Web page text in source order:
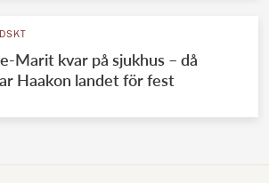
Marit kvar på sjukhus – då
Haakon landet för fest